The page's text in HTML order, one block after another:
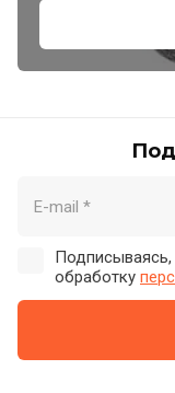
Подписываясь,
обработку